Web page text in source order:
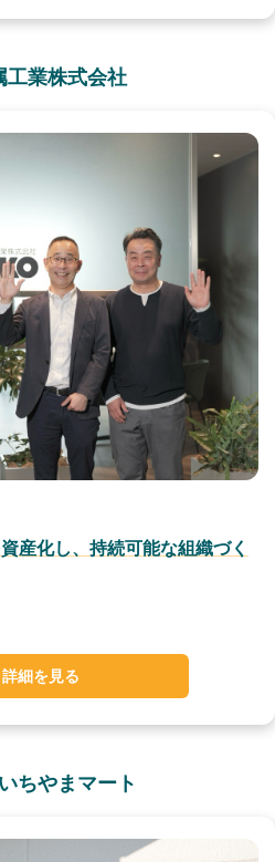
工業株式会社
産化し、持続可能な組織づく
詳細を見る
ちやまマート